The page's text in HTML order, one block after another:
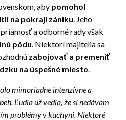
aby pomohol
na pokraji zániku. Jeho
a odborné rady však
pôdu. Niektorí majitelia sa
zabojovať a premeniť
na úspešné miesto.
mimoriadne intenzívne a
Ľudia už vedia, že si nedávam
problémy v kuchyni. Niektoré